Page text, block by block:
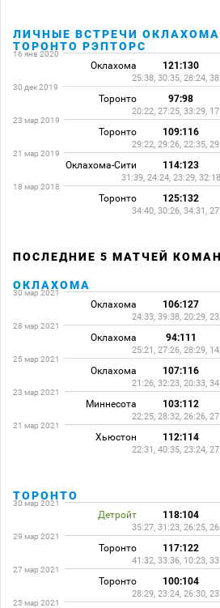
ЛИЧНЫЕ ВСТРЕЧИ
ТОРОНТО РЭПТОРС
16 янв 2020
Оклахома 121:130
25:38, 30:35, 28:24,
30 дек 2019
Торонто 97:98
20:22, 27:25, 33:29,
23 мар 2019
Торонто 109:116
29:22, 29:26, 22:35,
21 мар 2019
Оклахома-Сити 114:123
31:39, 24:24, 23:29,
18 мар 2018
Торонто 125:132
34:40, 30:26, 34:31,
ПОСЛЕДНИЕ 5 МАТЧЕЙ
ОКЛАХОМА
30 мар 2021
Оклахома 106:127
24:33, 39:38, 20:29,
28 мар 2021
Оклахома 94:111
25:21, 27:26, 28:29,
25 мар 2021
Оклахома 107:116
21:26, 32:23, 20:33,
23 мар 2021
Миннесота 103:112
22:25, 28:32, 26:26,
21 мар 2021
Хьюстон 112:114
22:31, 40:35, 23:24,
ТОРОНТО
30 мар 2021
Детройт 118:104
35:27, 31:23, 26:25,
29 мар 2021
Торонто 117:122
41:32, 33:36, 10:23,
27 мар 2021
Торонто 100:104
28:29, 23:24, 26:30,
25 мар 2021